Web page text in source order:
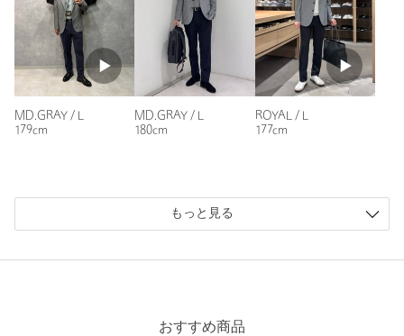
参考になった
ニックネーム： 自由人
購入商品のサイズ感：ちょうどよい
暑い時期 裏地が無くストレッチが効いており快適に過ごせま
MD.GRAY / L
179cm
MD.GRAY / L
180cm
ROYAL / L
177cm
もっと見る
おすすめ商品